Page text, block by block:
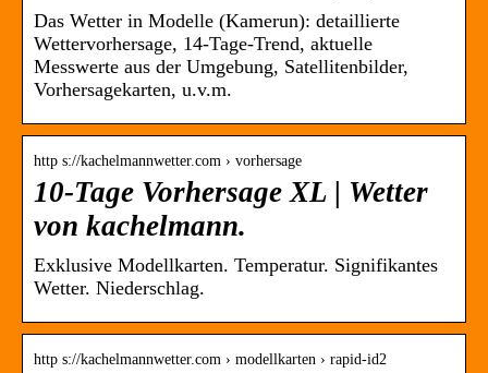
Das Wetter in Modelle (Kamerun): detaillierte
Wettervorhersage, 14-Tage-Trend, aktuelle
Messwerte aus der Umgebung, Satellitenbilder,
Vorhersagekarten, u.v.m.
http s://kachelmannwetter.com › vorhersage
10-Tage Vorhersage XL | Wetter
von kachelmann.
Exklusive Modellkarten. Temperatur. Signifikantes
Wetter. Niederschlag.
http s://kachelmannwetter.com › modellkarten › rapid-id2